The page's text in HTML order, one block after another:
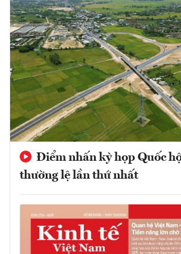
Điểm nhấn kỳ họp Quốc
thường lệ lần thứ nhất